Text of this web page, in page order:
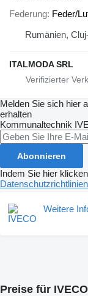
Federung Feder/
Rumänien,
ITALMODA SRL
Melden Sie sich hier
erhalten
Kommunaltechnik
Abonnieren
Indem Sie hier
Datenschutzrichtlinien
Weitere
Preise für